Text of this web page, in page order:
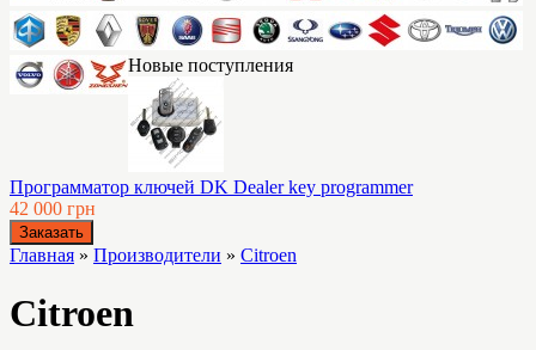
Новые поступления
Программатор ключей DK Dealer key programmer
42 000 грн
Главная » Производители » Citroen
Citroen